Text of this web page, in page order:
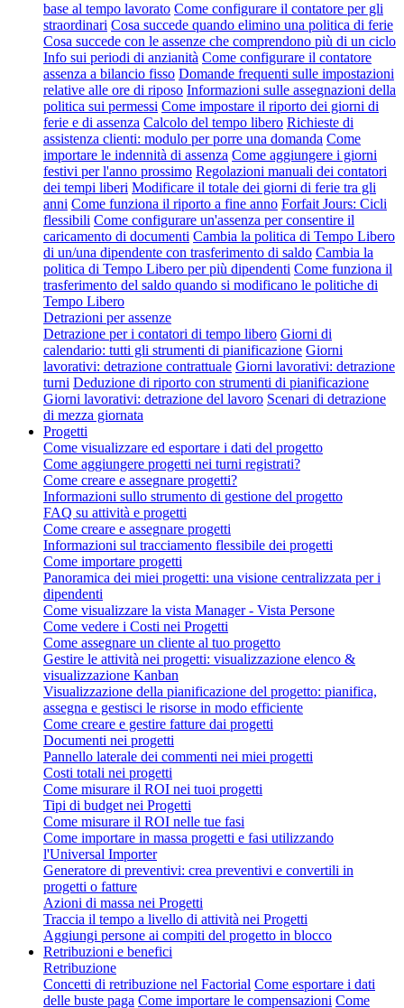
base al tempo lavorato Come configurare il contatore per gli
straordinari Cosa succede quando elimino una politica di ferie
Cosa succede con le assenze che comprendono più di un ciclo
Info sui periodi di anzianità Come configurare il contatore
assenza a bilancio fisso Domande frequenti sulle impostazioni
relative alle ore di riposo Informazioni sulle assegnazioni della
politica sui permessi Come impostare il riporto dei giorni di
ferie e di assenza Calcolo del tempo libero Richieste di
assistenza clienti: modulo per porre una domanda Come
importare le indennità di assenza Come aggiungere i giorni
festivi per l'anno prossimo Regolazioni manuali dei contatori
dei tempi liberi Modificare il totale dei giorni di ferie tra gli
anni Come funziona il riporto a fine anno Forfait Jours: Cicli
flessibili Come configurare un'assenza per consentire il
caricamento di documenti Cambia la politica di Tempo Libero
di un/una dipendente con trasferimento di saldo Cambia la
politica di Tempo Libero per più dipendenti Come funziona il
trasferimento del saldo quando si modificano le politiche di
Tempo Libero
Detrazioni per assenze
Detrazione per i contatori di tempo libero Giorni di
calendario: tutti gli strumenti di pianificazione Giorni
lavorativi: detrazione contrattuale Giorni lavorativi: detrazione
turni Deduzione di riporto con strumenti di pianificazione
Giorni lavorativi: detrazione del lavoro Scenari di detrazione
di mezza giornata
Progetti
Come visualizzare ed esportare i dati del progetto
Come aggiungere progetti nei turni registrati?
Come creare e assegnare progetti?
Informazioni sullo strumento di gestione del progetto
FAQ su attività e progetti
Come creare e assegnare progetti
Informazioni sul tracciamento flessibile dei progetti
Come importare progetti
Panoramica dei miei progetti: una visione centralizzata per i
dipendenti
Come visualizzare la vista Manager - Vista Persone
Come vedere i Costi nei Progetti
Come assegnare un cliente al tuo progetto
Gestire le attività nei progetti: visualizzazione elenco &
visualizzazione Kanban
Visualizzazione della pianificazione del progetto: pianifica,
assegna e gestisci le risorse in modo efficiente
Come creare e gestire fatture dai progetti
Documenti nei progetti
Pannello laterale dei commenti nei miei progetti
Costi totali nei progetti
Come misurare il ROI nei tuoi progetti
Tipi di budget nei Progetti
Come misurare il ROI nelle tue fasi
Come importare in massa progetti e fasi utilizzando
l'Universal Importer
Generatore di preventivi: crea preventivi e convertili in
progetti o fatture
Azioni di massa nei Progetti
Traccia il tempo a livello di attività nei Progetti
Aggiungi persone ai compiti del progetto in blocco
Retribuzioni e benefici
Retribuzione
Concetti di retribuzione nel Factorial Come esportare i dati
delle buste paga Come importare le compensazioni Come